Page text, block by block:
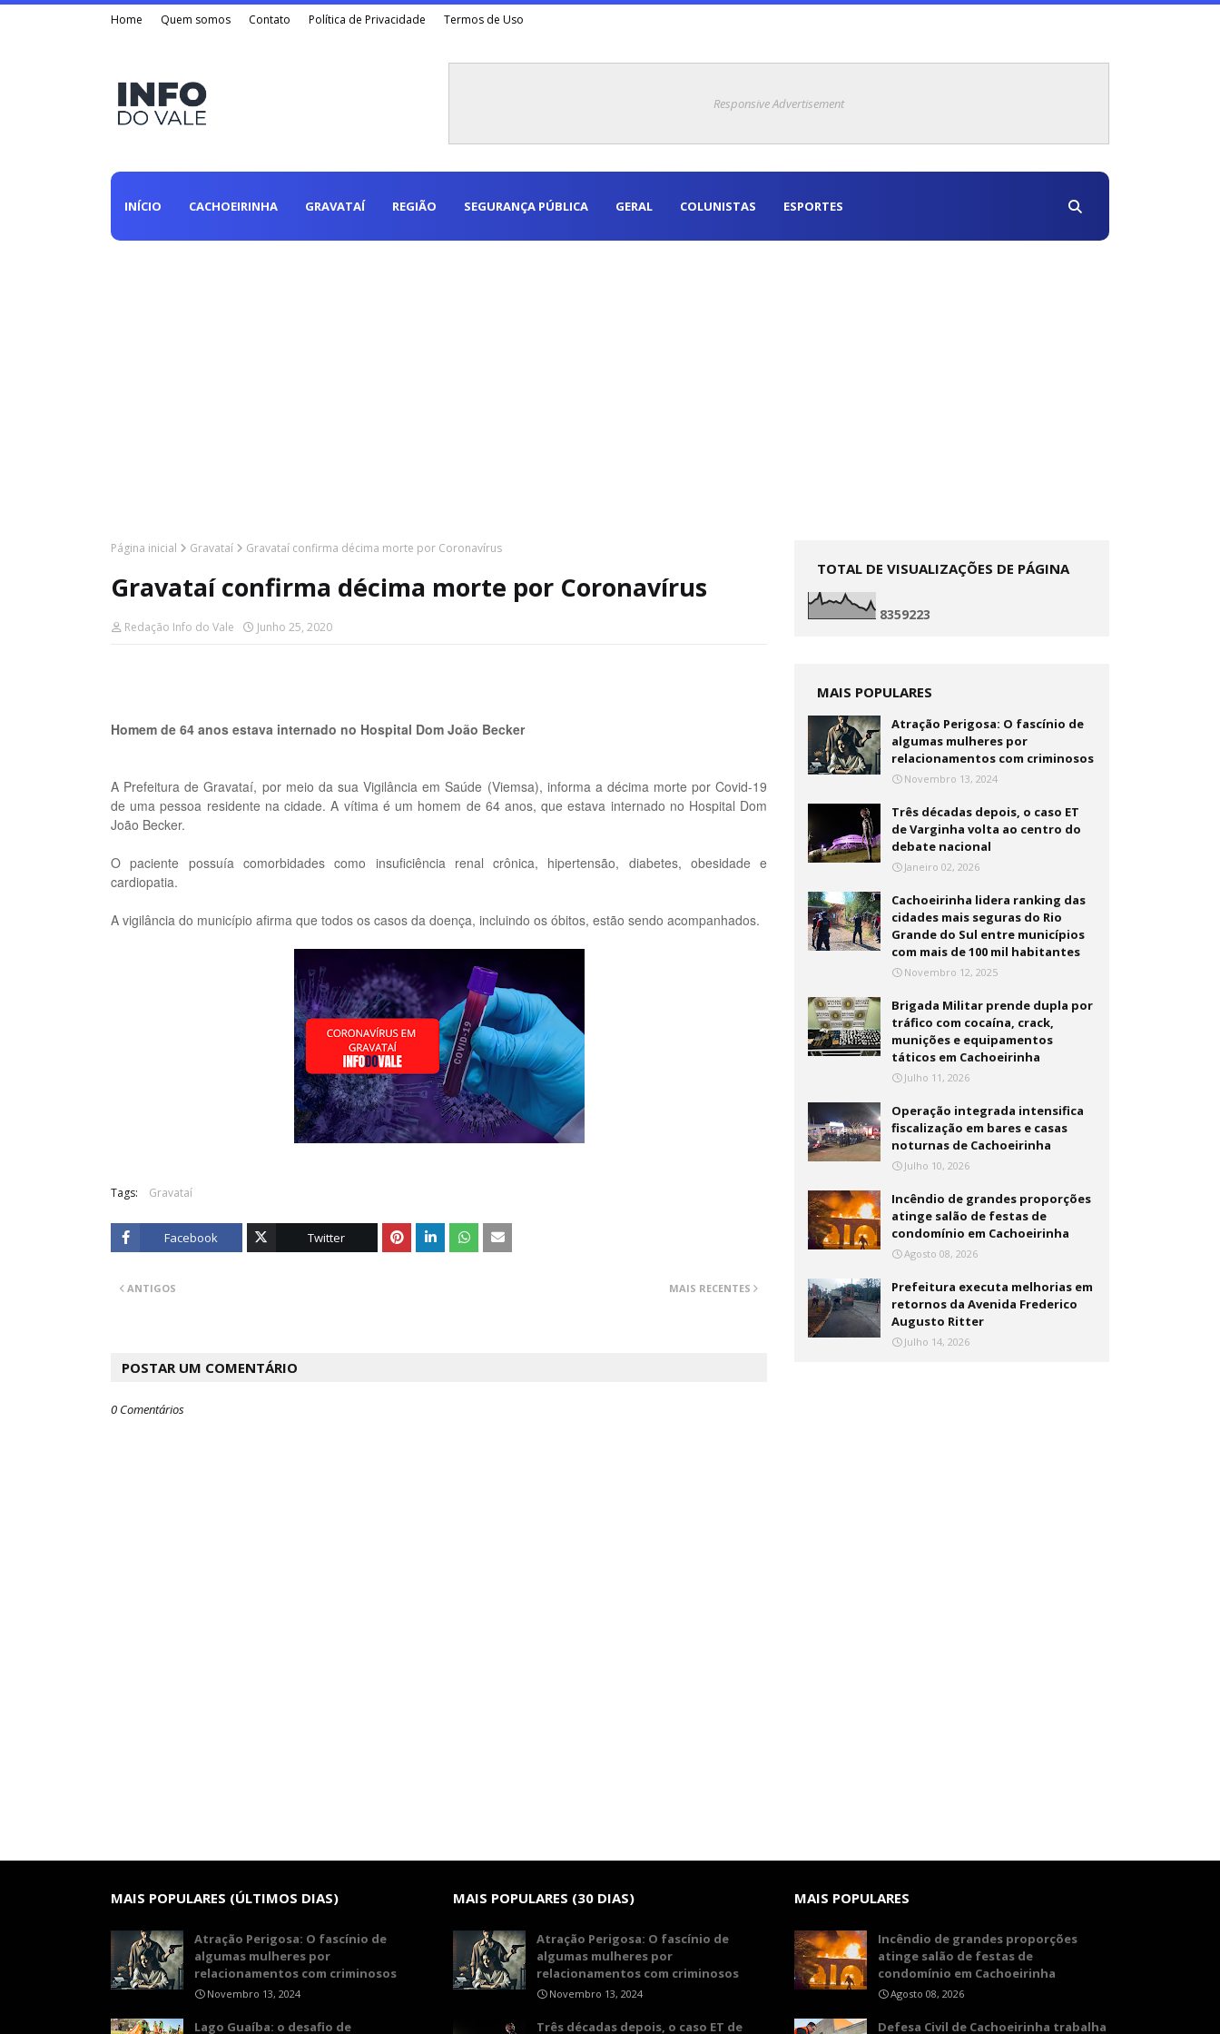
Home Quem somos Contato Política de Privacidade Termos de Uso
Responsive Advertisement
INÍCIO CACHOEIRINHA GRAVATAÍ REGIÃO SEGURANÇA PÚBLICA GERAL COLUNISTAS ESPORTES
Página inicial Gravataí Gravataí confirma décima morte por Coronavírus
Gravataí confirma décima morte por Coronavírus
Redação Info do Vale Junho 25, 2020
Homem de 64 anos estava internado no Hospital Dom João Becker
A Prefeitura de Gravataí, por meio da sua Vigilância em Saúde (Viemsa), informa a décima morte por Covid-19
de uma pessoa residente na cidade. A vítima é um homem de 64 anos, que estava internado no Hospital Dom
João Becker.
O paciente possuía comorbidades como insuficiência renal crônica, hipertensão, diabetes, obesidade e
cardiopatia.
A vigilância do município afirma que todos os casos da doença, incluindo os óbitos, estão sendo acompanhados.
Tags: Gravataí
Facebook Twitter
MAIS RECENTES
ANTIGOS
POSTAR UM COMENTÁRIO
0 Comentários
TOTAL DE VISUALIZAÇÕES DE PÁGINA
8359223
MAIS POPULARES
Atração Perigosa: O fascínio de
algumas mulheres por
relacionamentos com criminosos
Novembro 13, 2024
Três décadas depois, o caso ET
de Varginha volta ao centro do
debate nacional
Janeiro 02, 2026
Cachoeirinha lidera ranking das
cidades mais seguras do Rio
Grande do Sul entre municípios
com mais de 100 mil habitantes
Novembro 12, 2025
Brigada Militar prende dupla por
tráfico com cocaína, crack,
munições e equipamentos
táticos em Cachoeirinha
Julho 11, 2026
Operação integrada intensifica
fiscalização em bares e casas
noturnas de Cachoeirinha
Julho 10, 2026
Incêndio de grandes proporções
atinge salão de festas de
condomínio em Cachoeirinha
Agosto 08, 2026
Prefeitura executa melhorias em
retornos da Avenida Frederico
Augusto Ritter
Julho 14, 2026
MAIS POPULARES (ÚLTIMOS DIAS)
Atração Perigosa: O fascínio de
algumas mulheres por
relacionamentos com criminosos
Novembro 13, 2024
Lago Guaíba: o desafio de
MAIS POPULARES (30 DIAS)
Atração Perigosa: O fascínio de
algumas mulheres por
relacionamentos com criminosos
Novembro 13, 2024
Três décadas depois, o caso ET de
MAIS POPULARES
Incêndio de grandes proporções
atinge salão de festas de
condomínio em Cachoeirinha
Agosto 08, 2026
Defesa Civil de Cachoeirinha trabalha